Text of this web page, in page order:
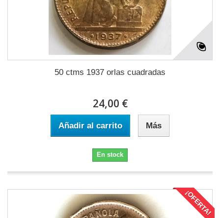
50 ctms 1937 orlas cuadradas
24,00 €
Añadir al carrito Más
En stock
¡OFERTA!